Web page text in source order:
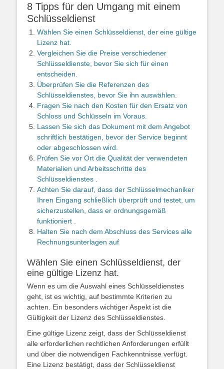
8 Tipps für den Umgang mit einem
Schlüsseldienst
Wählen Sie einen Schlüsseldienst, der eine gültige
Lizenz hat.
Vergleichen Sie die Preise verschiedener
Schlüsseldienste, bevor Sie sich für einen
entscheiden.
Überprüfen Sie die Referenzen des
Schlüsseldienstes, bevor Sie ihn auswählen.
Fragen Sie nach den Kosten für den Ersatz von
Schloss und Schlüsseln im Voraus.
Lassen Sie sich das Dokument mit dem Angebot
schriftlich bestätigen, bevor der Service beginnt
oder abgeschlossen wird.
Prüfen Sie vor Ort die Qualität der verwendeten
Materialien und Arbeitsschritte des
Schlüsseldienstes .
Achten Sie darauf, dass der Schlüsselmechaniker
Ihren Eingang schließlich überprüft und testet, um
sicherzustellen, dass er ordnungsgemäß
funktioniert .
Halten Sie nach dem Abschluss des Services alle
Rechnungsunterlagen auf
Wählen Sie einen Schlüsseldienst, der
eine gültige Lizenz hat.
Wenn es um die Auswahl eines Schlüsseldienstes
geht, ist es wichtig, auf bestimmte Kriterien zu
achten. Ein besonders wichtiger Aspekt ist die
Gültigkeit der Lizenz des Schlüsseldienstes.
Eine gültige Lizenz zeigt, dass der Schlüsseldienst
alle erforderlichen rechtlichen Anforderungen erfüllt
und über die notwendigen Fachkenntnisse verfügt.
Eine Lizenz bestätigt, dass der Schlüsseldienst